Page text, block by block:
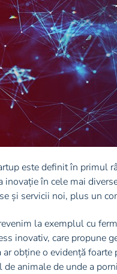
este definit în primul
inovație în cele mai
și servicii noi, plus un
la exemplul cu
inovativ, care propune
ar obține o evidență
de animale de unde a